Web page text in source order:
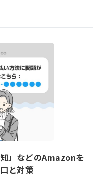
」などのAmazonを
と対策